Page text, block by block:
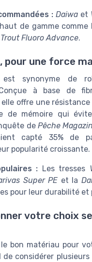
: Daiwa et
de gamme
Fluoro Advance.
pour une force
est synonyme de
à base de
offre une
de mémoire qui
de Pêche
capté 35% de
popularité croissante.
: Les tresses
Super PE et la
pour leur durabilité et
votre choix
bon matériau pour
de considérer